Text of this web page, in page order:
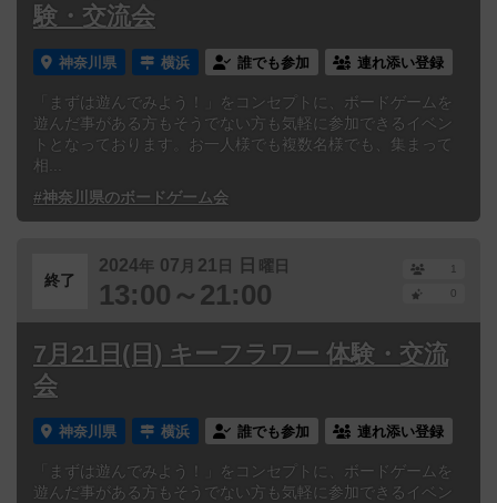
験・交流会
神奈川県 横浜 誰でも参加 連れ添い登録
「まずは遊んでみよう！」をコンセプトに、ボードゲームを
遊んだ事がある方もそうでない方も気軽に参加できるイベン
トとなっております。お一人様でも複数名様でも、集まって
相...
#神奈川県のボードゲーム会
終了
2024年 07 月 21 日 日 曜日
13:00～21:00
1
0
7月21日(日) キーフラワー 体験・交流
会
神奈川県 横浜 誰でも参加 連れ添い登録
「まずは遊んでみよう！」をコンセプトに、ボードゲームを
遊んだ事がある方もそうでない方も気軽に参加できるイベン